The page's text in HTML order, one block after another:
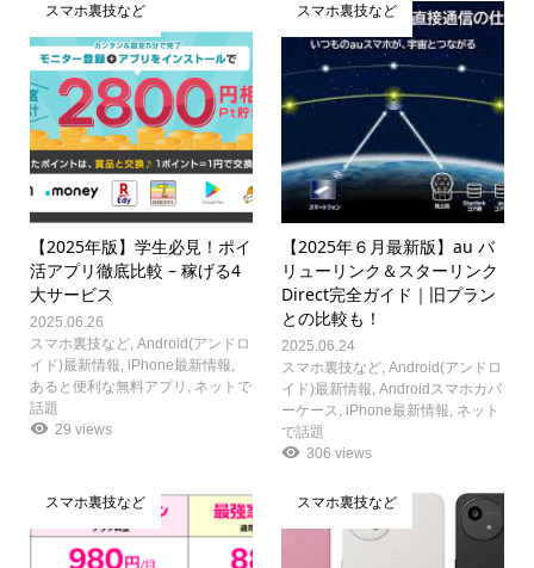
スマホ裏技など
【2025年版】学生必見！ポイ
活アプリ徹底比較 – 稼げる4
大サービス
2025.06.26
スマホ裏技など, Android(アンドロ
イド)最新情報, iPhone最新情報,
あると便利な無料アプリ , ネットで
話題
29 views
スマホ裏技など
【2025年６月最新版】au バ
リューリンク＆スターリンク
Direct完全ガイド｜旧プラン
との比較も！
2025.06.24
スマホ裏技など,Android(アンドロ
イド)最新情報,Androidスマホカバ
ーケース, iPhone最新情報, ネット
で話題
306 views
スマホ裏技など スマホ裏技など